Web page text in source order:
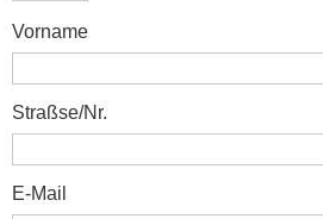
Vorname
Straßse/Nr.
E-Mail